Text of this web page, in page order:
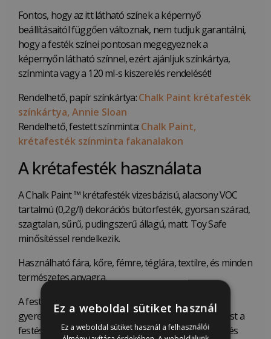
Fontos, hogy az itt látható színek a képernyő
beállításaitól függően változnak, nem tudjuk garantálni,
hogy a festék színei pontosan megegyeznek a
képernyőn látható színnel, ezért ajánljuk színkártya,
színminta vagy a 120 ml-s kiszerelés rendelését!
Rendelhető, papír színkártya:Chalk Paint krétafesték
színkártya, Annie Sloan
Rendelhető, festett színminta:Chalk Paint,
krétafesték színminta fakanalakon
A krétafesték használata
A Chalk Paint ™ krétafesték vizesbázisú, alacsony VOC
tartalmú (0,2g/l) dekorációs bútorfesték, gyorsan szárad,
szagtalan, sűrű, pudingszerű állagú, matt. Toy Safe
minősítéssel rendelkezik.
Használható fára, kőre, fémre, téglára, textilre, és minden
természetes anyagra.
A festékkel könnyű dolgozni, környezetbarát,
gyerekbarát, és nem igényel csiszolást vagy alapozást a
festés megkezdése előtt, a festési élmény egyszerű és
Ez a weboldal sütiket használ
Ez a weboldal sütiket használ a felhasználói